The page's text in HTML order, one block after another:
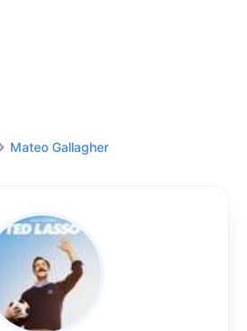
Mateo Gallagher